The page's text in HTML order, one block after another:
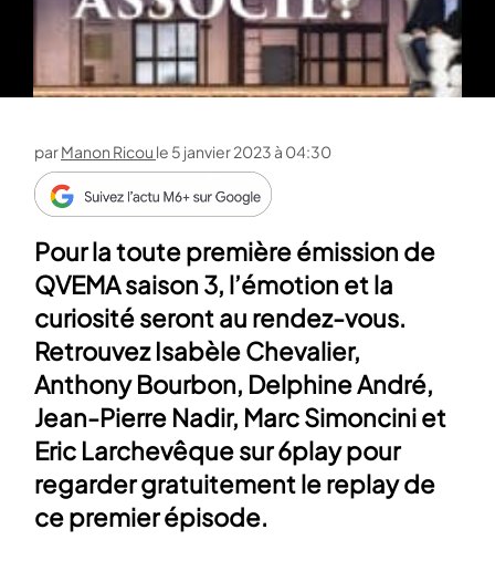
parManon Ricou le 5 janvier 2023 à 04:30
Pour la toute première émission de
QVEMA saison 3, l’émotion et la
curiosité seront au rendez-vous.
Retrouvez Isabèle Chevalier,
Anthony Bourbon, Delphine André,
Jean-Pierre Nadir, Marc Simoncini et
Eric Larchevêque sur 6play pour
regarder gratuitement le replay de
ce premier épisode.